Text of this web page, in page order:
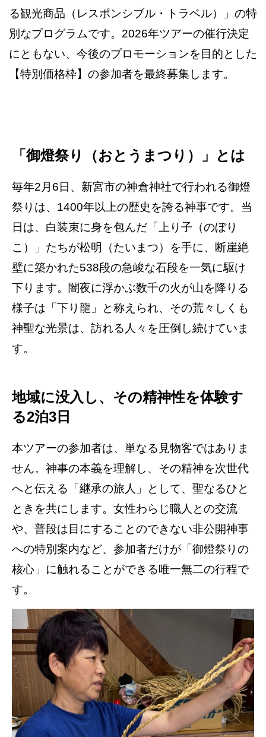
る観光商品（レスポンシブル・トラベル）」の特
別なプログラムです。2026年ツアーの催行決定
にともない、今後のプロモーションを目的とした
【特別価格枠】の参加者を最終募集します。
「御燈祭り（おとうまつり）」とは
毎年2月6日、新宮市の神倉神社で行われる御燈
祭りは、1400年以上の歴史を誇る神事です。当
日は、白装束に身を包んだ「上り子（のぼり
こ）」たちが松明（たいまつ）を手に、断崖絶
壁に築かれた538段の急峻な石段を一気に駆け
下ります。闇夜に浮かぶ数千の火が山を降りる
様子は「下り龍」と称えられ、その荒々しくも
神聖な光景は、訪れる人々を圧倒し続けていま
す。
地域に没入し、その精神性を体験す
る2泊3日
本ツアーの参加者は、単なる見物客ではありま
せん。神事の本義を理解し、その精神を次世代
へと伝える「継承の旅人」として、聖なるひと
ときを共にします。女性わらじ職人との交流
や、普段は目にすることのできない非公開神事
への特別案内など、参加者だけが「御燈祭りの
核心」に触れることができる唯一無二の行程で
す。